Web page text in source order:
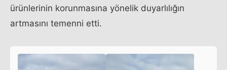
ürünlerinin korunmasına yönelik duyarlılığın
artmasını temenni etti.